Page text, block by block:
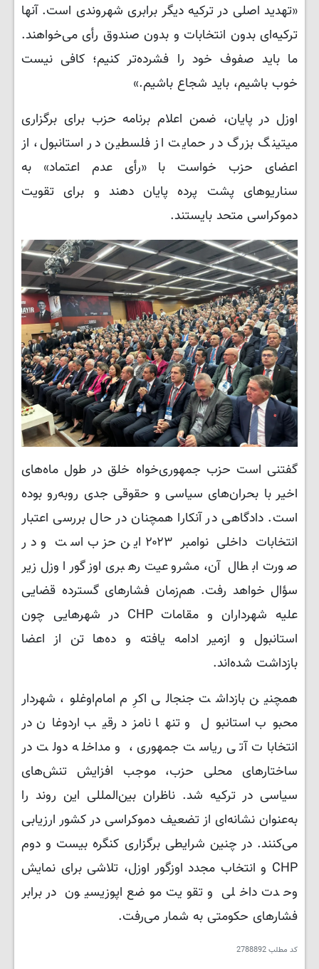
«تهدید اصلی در ترکیه دیگر برابری شهروندی است. آنها
ترکیه‌ای بدون انتخابات و بدون صندوق رأی می‌خواهند.
ما باید صفوف خود را فشرده‌تر کنیم؛ کافی نیست
خوب باشیم، باید شجاع باشیم.»
اوزل در پایان، ضمن اعلام برنامه حزب برای برگزاری
میتینگ بزرگ در حمایت از فلسطین در استانبول، از
اعضای حزب خواست با «رأی عدم اعتماد» به
سناریوهای پشت پرده پایان دهند و برای تقویت
دموکراسی متحد بایستند.
گفتنی است حزب جمهوری‌خواه خلق در طول ماه‌های
اخیر با بحران‌های سیاسی و حقوقی جدی روبه‌رو بوده
است. دادگاهی در آنکارا همچنان در حال بررسی اعتبار
انتخابات داخلی نوامبر ۲۰۲۳ این حزب است و در
صورت ابطال آن، مشروعیت رهبری اوزگور اوزل زیر
سؤال خواهد رفت. هم‌زمان فشارهای گسترده قضایی
علیه شهرداران و مقامات CHP در شهرهایی چون
استانبول و ازمیر ادامه یافته و ده‌ها تن از اعضا
بازداشت شده‌اند.
همچنین بازداشت جنجالی اکرِم امام‌اوغلو، شهردار
محبوب استانبول و تنها نامزد رقیب اردوغان در
انتخابات آتی ریاست جمهوری، و مداخله دولت در
ساختارهای محلی حزب، موجب افزایش تنش‌های
سیاسی در ترکیه شد. ناظران بین‌المللی این روند را
به‌عنوان نشانه‌ای از تضعیف دموکراسی در کشور ارزیابی
می‌کنند. در چنین شرایطی برگزاری کنگره بیست و دوم
CHP و انتخاب مجدد اوزگور اوزل، تلاشی برای نمایش
وحدت داخلی و تقویت موضع اپوزیسیون در برابر
فشارهای حکومتی به شمار می‌رفت.
کد مطلب2788892